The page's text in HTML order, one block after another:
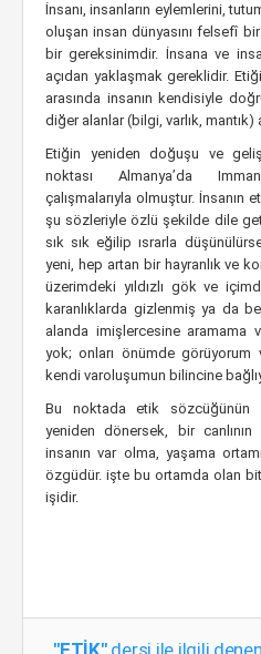
İnsanı, insanların eylemlerini,
oluşan insan dünyasını felsefî
bir gereksinimdir. İnsana ve
açıdan yaklaşmak gereklidir.
arasında insanın kendisiyle
diğer alanlar (bilgi, varlık, mantık)
Etiğin yeniden doğuşu ve
noktası Almanya’da
çalışmalarıyla olmuştur. İnsanın
şu sözleriyle özlü şekilde dile
sık sık eğilip ısrarla
yeni, hep artan bir hayranlık ve
üzerimdeki yıldızlı gök ve
karanlıklarda gizlenmiş ya da
alanda imişlercesine aramama
yok; onları önümde
kendi varoluşumun bilincine
Bu noktada etik sözcüğünün
yeniden dönersek, bir canlının
insanın var olma, yaşama
özgüdür. işte bu ortamda olan
işidir.
"ETİK"dersi ile ilgili